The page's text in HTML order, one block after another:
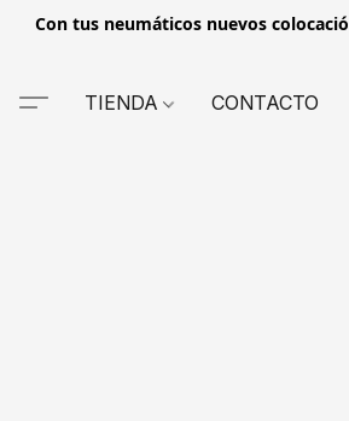
Con tus neumáticos nuevos
TIENDA CONTACTO